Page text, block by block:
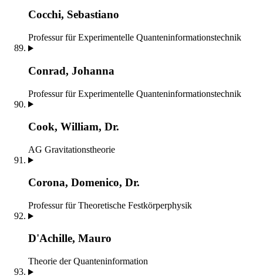
Cocchi, Sebastiano
Professur für Experimentelle Quanteninformationstechnik
Conrad, Johanna
Professur für Experimentelle Quanteninformationstechnik
Cook, William, Dr.
AG Gravitationstheorie
Corona, Domenico, Dr.
Professur für Theoretische Festkörperphysik
D'Achille, Mauro
Theorie der Quanteninformation